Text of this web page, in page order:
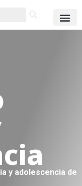
y adolescencia de